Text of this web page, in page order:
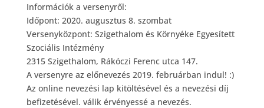
Információk a versenyről:
Időpont: 2020. augusztus 8. szombat
Versenyközpont: Szigethalom és Környéke Egyesített
Szociális Intézmény
2315 Szigethalom, Rákóczi Ferenc utca 147.
A versenyre az előnevezés 2019. februárban indul! :)
Az online nevezési lap kitöltésével és a nevezési díj
befizetésével. válik érvényessé a nevezés.